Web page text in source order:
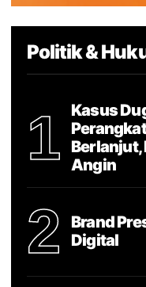
Politik &
1
Kasus
Berlanjut,
Angin
2
Brand
Digital